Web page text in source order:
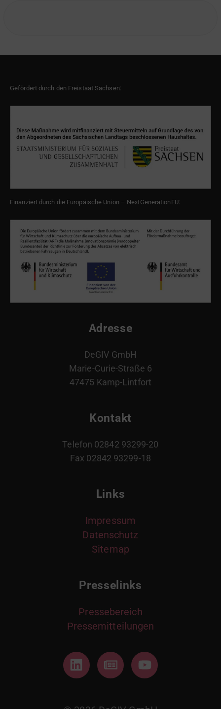
Gefördert durch den Freistaat Sachsen:
Finanziert durch die Europäische Union – NextGenerationEU:
Adresse
DeGIV GmbH
Marie-Curie-Straße 6
47475 Kamp-Lintfort
Kontakt
Telefon 02842 93299-20
Fax 02842 93299-18
Links
Impressum
Datenschutz
Sitemap
Presselinks
Pressebereich
Pressemitteilungen